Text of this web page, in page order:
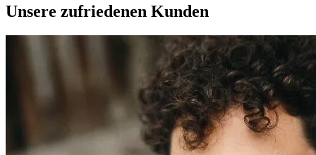
Unsere zufriedenen Kunden